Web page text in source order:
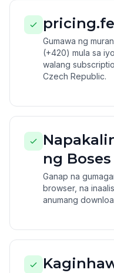
Gumawa ng
(+420) mula sa
walang
Czech Republic.
ng Boses
Ganap na
browser, na
anumang